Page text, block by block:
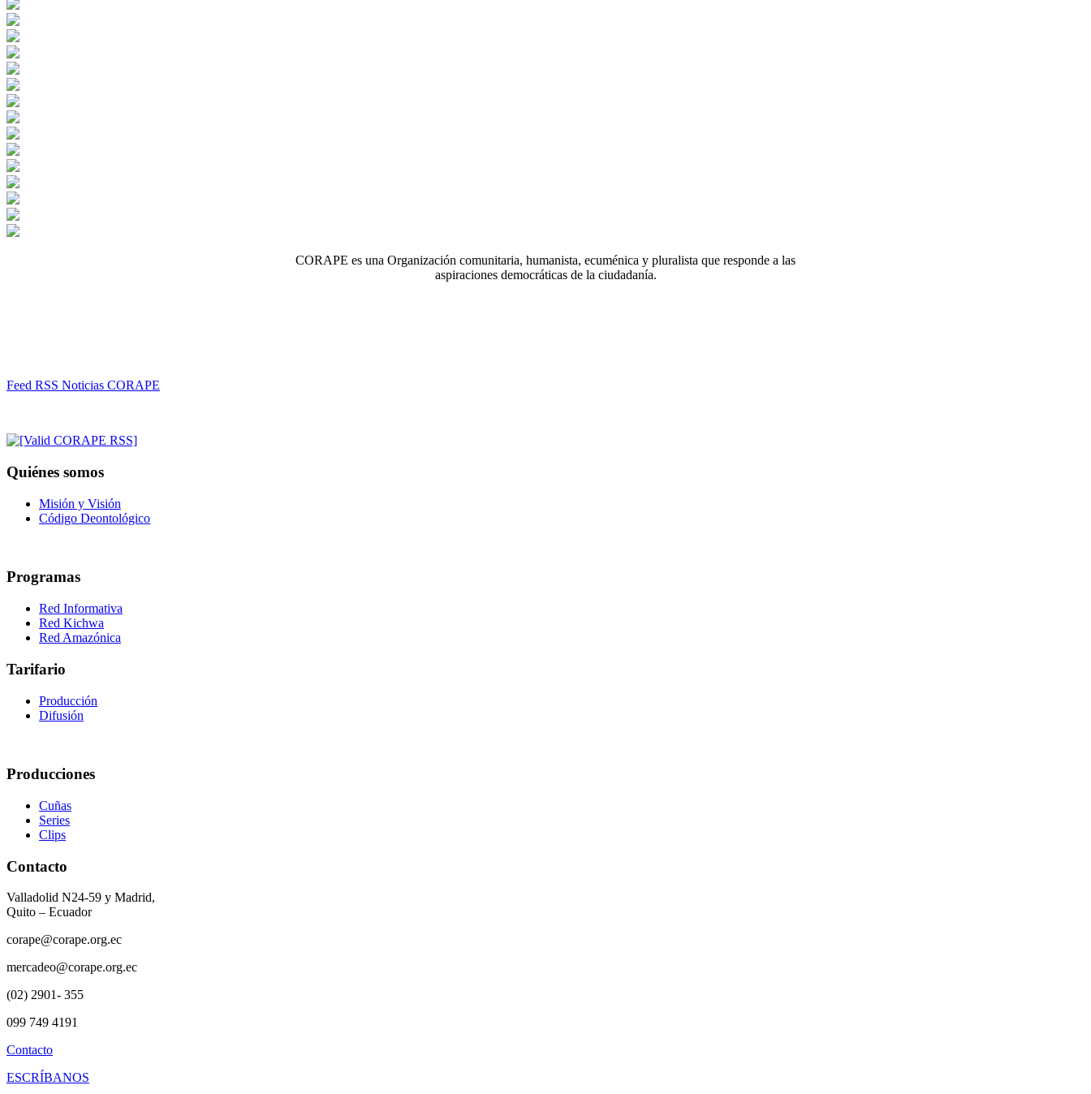
CORAPE es una Organización comunitaria, humanista, ecuménica y pluralista que responde a las
aspiraciones democráticas de la ciudadanía.
Feed RSS Noticias CORAPE
Quiénes somos
Misión y Visión
Código Deontológico
Programas
Red Informativa
Red Kichwa
Red Amazónica
Tarifario
Producción
Difusión
Producciones
Cuñas
Series
Clips
Contacto
Valladolid N24-59 y Madrid,
Quito – Ecuador
corape@corape.org.ec
mercadeo@corape.org.ec
(02) 2901- 355
099 749 4191
Contacto
ESCRÍBANOS